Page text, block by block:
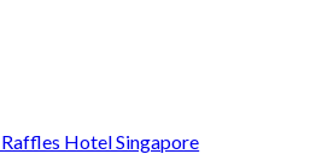
Hotel Singapore